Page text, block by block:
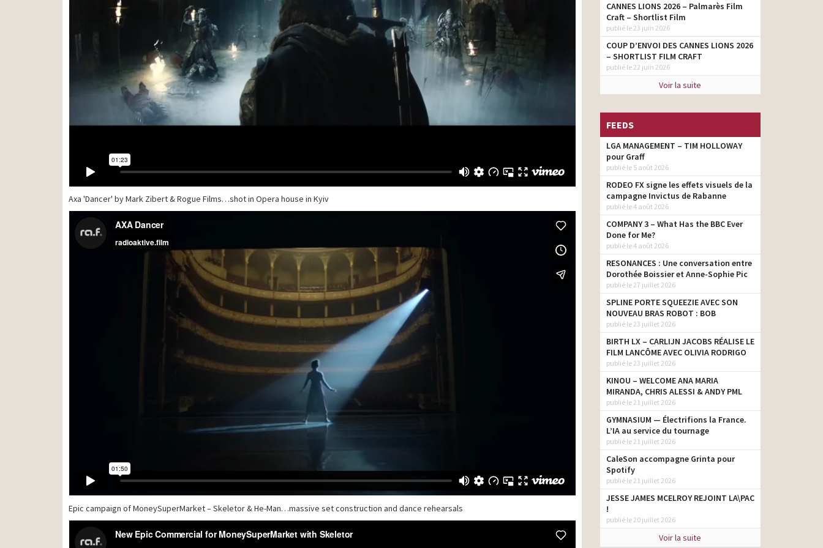
Axa 'Dancer' by Mark Zibert & Rogue Films…shot in Opera house in Kyiv
Epic campaign of MoneySuperMarket – Skeletor & He-Man…massive set construction and dance rehearsals
CANNES LIONS 2026 – Palmarès Film
Craft – Shortlist Film
publié le 23 juin 2026
COUP D’ENVOI DES CANNES LIONS 2026
– SHORTLIST FILM CRAFT
publié le 22 juin 2026
Voir la suite
FEEDS
LGA MANAGEMENT – TIM HOLLOWAY
pour Graff
publié le 5 août 2026
RODEO FX signe les effets visuels de la
campagne Invictus de Rabanne
publié le 4 août 2026
COMPANY 3 – What Has the BBC Ever
Done for Me?
publié le 4 août 2026
RESONANCES : Une conversation entre
Dorothée Boissier et Anne-Sophie Pic
publié le 27 juillet 2026
SPLINE PORTE SQUEEZIE AVEC SON
NOUVEAU BRAS ROBOT : BOB
publié le 23 juillet 2026
BIRTH LX – CARLIJN JACOBS RÉALISE LE
FILM LANCÔME AVEC OLIVIA RODRIGO
publié le 23 juillet 2026
KINOU – WELCOME ANA MARIA
MIRANDA, CHRIS ALESSI & ANDY PML
publié le 21 juillet 2026
GYMNASIUM — Électrifions la France.
L’IA au service du tournage
publié le 21 juillet 2026
CaleSon accompagne Grinta pour
Spotify
publié le 21 juillet 2026
JESSE JAMES MCELROY REJOINT LA\PAC
!
publié le 20 juillet 2026
Voir la suite